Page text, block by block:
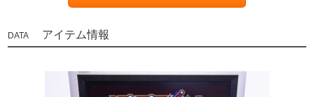
アイテム情報